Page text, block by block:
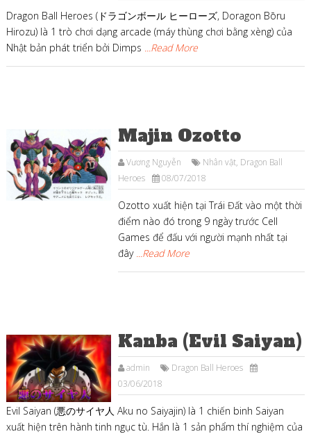
Dragon Ball Heroes (ドラゴンボール ヒーローズ, Doragon Bōru
Hirozu) là 1 trò chơi dạng arcade (máy thùng chơi bằng xèng) của
Nhật bản phát triển bởi Dimps ...Read More
Majin Ozotto
Vương Nguyễn Nhân vật, Dragon Ball
Heroes
08/07/2018
Ozotto xuất hiện tại Trái Đất vào một thời
điểm nào đó trong 9 ngày trước Cell
Games để đấu với người mạnh nhất tại
đây ...Read More
Kanba (Evil Saiyan)
admin
Dragon Ball Heroes
03/06/2018
Evil Saiyan (悪のサイヤ人 Aku no Saiyajin) là 1 chiến binh Saiyan
xuất hiện trên hành tinh ngục tù. Hắn là 1 sản phẩm thí nghiệm của